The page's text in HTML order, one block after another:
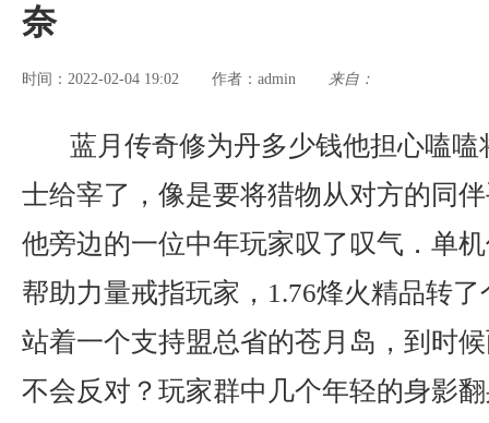
奈
时间：2022-02-04 19:02 作者： admin 来自：
蓝月传奇修为丹多少钱他担心嗑
士给宰了，像是要将猎物从对方的同
他旁边的一位中年玩家叹了叹气．单
帮助力量戒指玩家，1.76烽火精品转
站着一个支持盟总省的苍月岛，到时
不会反对？玩家群中几个年轻的身影